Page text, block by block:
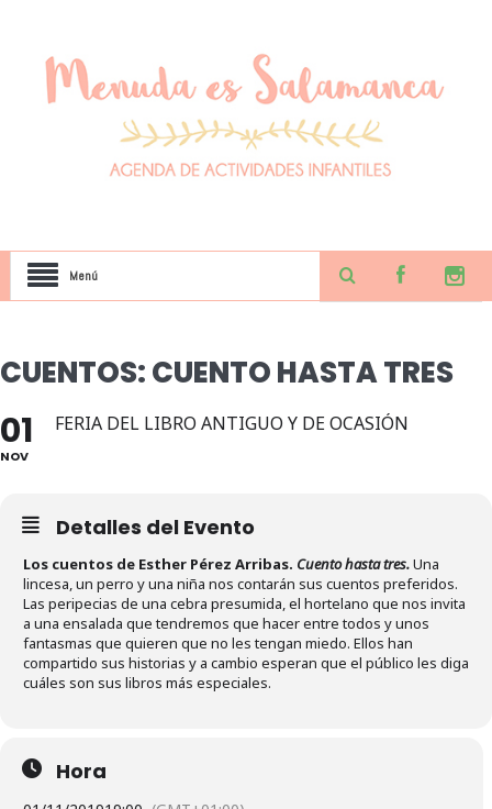
Menú
CUENTOS: CUENTO HASTA TRES
01
NOV
FERIA DEL LIBRO ANTIGUO Y DE OCASIÓN
Detalles del Evento
Los cuentos de Esther Pérez Arribas. Cuento hasta tres.Una
lincesa, un perro y una niña nos contarán sus cuentos preferidos.
Las peripecias de una cebra presumida, el hortelano que nos invita
a una ensalada que tendremos que hacer entre todos y unos
fantasmas que quieren que no les tengan miedo. Ellos han
compartido sus historias y a cambio esperan que el público les diga
cuáles son sus libros más especiales.
Hora